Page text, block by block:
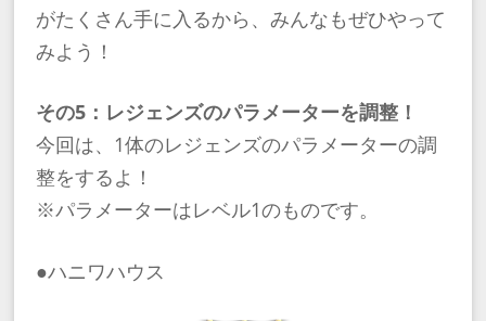
がたくさん手に入るから、みんなもぜひやって
みよう！
その5：レジェンズのパラメーターを調整！
今回は、1体のレジェンズのパラメーターの調
整をするよ！
※パラメーターはレベル1のものです。
●ハニワハウス